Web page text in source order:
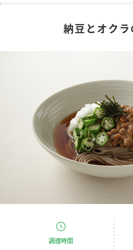
お酢ドリンク
みりん風・料理酒
キャンペーン情報
ブランド・スペシャルサイト
ブランド・スペシャルサイト トップ
商品ブランドサイト
Fibee（ファイビー）
カンタン酢
お酢ドリンク
企業情報
国内事業概要
ミツカングループについて
納豆とオクラ
調理時間